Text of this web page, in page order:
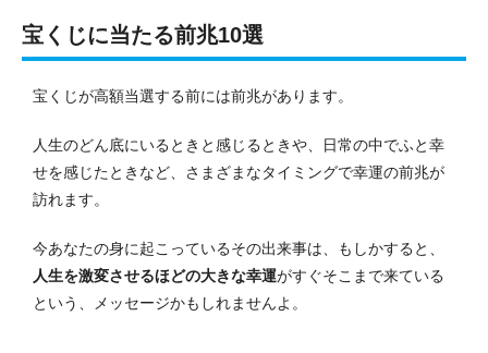
宝くじに当たる前兆10選
宝くじが高額当選する前には前兆があります。
人生のどん底にいるときと感じるときや、日常の中でふと幸
せを感じたときなど、さまざまなタイミングで幸運の前兆が
訪れます。
今あなたの身に起こっているその出来事は、もしかすると、
人生を激変させるほどの大きな幸運がすぐそこまで来ている
という、メッセージかもしれませんよ。